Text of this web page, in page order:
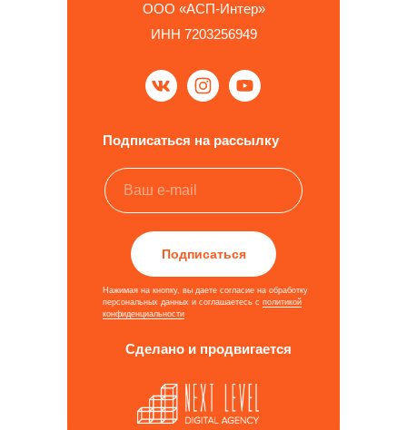
ООО «АСП-Интер»
ИНН 7203256949
Подписаться
Подписаться на рассылку
Сделано и продвигается
Нажимая на кнопку, вы даете согласие на обработку
персональных данных и соглашаетесь c политикой
конфиденциальности